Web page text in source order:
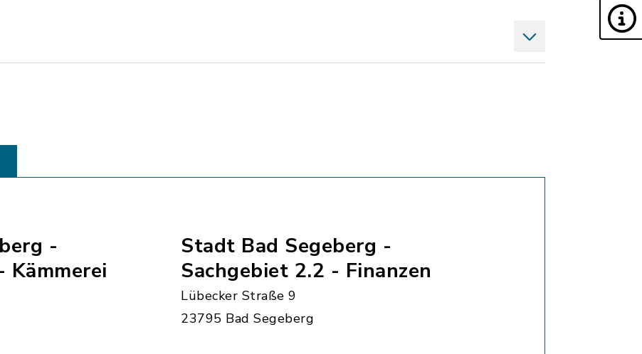
-
Kämmerei
Stadt Bad Segeberg -
Sachgebiet 2.2 - Finanzen
Lübecker Straße 9
23795 Bad Segeberg